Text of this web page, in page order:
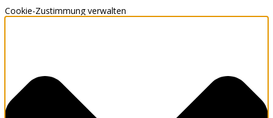
Cookie-Zustimmung verwalten